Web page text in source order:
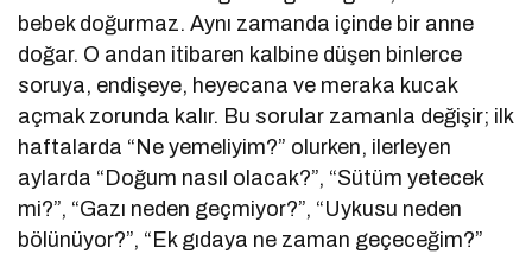
bebek doğurmaz. Aynı zamanda içinde bir anne
doğar. O andan itibaren kalbine düşen binlerce
soruya, endişeye, heyecana ve meraka kucak
açmak zorunda kalır. Bu sorular zamanla değişir; ilk
haftalarda “Ne yemeliyim?” olurken, ilerleyen
aylarda “Doğum nasıl olacak?”, “Sütüm yetecek
mi?”, “Gazı neden geçmiyor?”, “Uykusu neden
bölünüyor?”, “Ek gıdaya ne zaman geçeceğim?”